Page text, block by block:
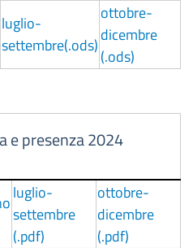
luglio-
settembre(.ods)
ottobre-
dicembre
(.ods)
e presenza 2024
luglio-
settembre
(.pdf)
ottobre-
dicembre
(.pdf)